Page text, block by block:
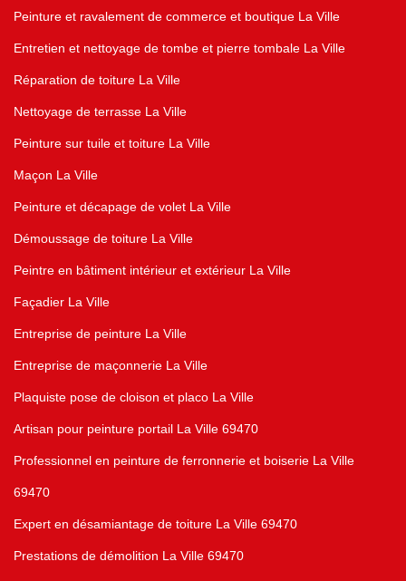
Peinture et ravalement de commerce et boutique La Ville
Entretien et nettoyage de tombe et pierre tombale La Ville
Réparation de toiture La Ville
Nettoyage de terrasse La Ville
Peinture sur tuile et toiture La Ville
Maçon La Ville
Peinture et décapage de volet La Ville
Démoussage de toiture La Ville
Peintre en bâtiment intérieur et extérieur La Ville
Façadier La Ville
Entreprise de peinture La Ville
Entreprise de maçonnerie La Ville
Plaquiste pose de cloison et placo La Ville
Artisan pour peinture portail La Ville 69470
Professionnel en peinture de ferronnerie et boiserie La Ville
69470
Expert en désamiantage de toiture La Ville 69470
Prestations de démolition La Ville 69470